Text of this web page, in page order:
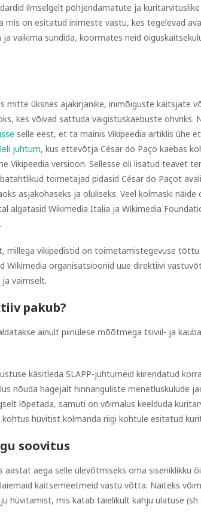
ilmselgelt põhjendamatute ja
on esitatud inimeste vastu, kes tegelevad
vaikima sundida, koormates neid
mitte üksnes ajakirjanike, inimõiguste kaitsjate
kes võivad sattuda vaigistuskaebuste ohvriks.
selle eest, et ta mainis Vikipeedia artiklis ühe
juhtum, kus ettevõtja César do Paço kaebas
Vikipeedia versioon. Sellesse oli lisatud teavet
toimetajad pidasid César do Paçot
asjakohaseks ja oluliseks. Veel kolmaski näide
algatasid Wikimedia Italia ja Wikimedia
millega vikipedistid on toimetamistegevuse
organisatsioonid uue direktiivi
vaimselt.
pakub?
ainult piiriülese mõõtmega tsiviil- ja
käsitleda SLAPP-juhtumeid kiirendatud
nõuda hagejalt hinnanguliste menetluskulude
lõpetada, samuti on võimalus keelduda
hüvitist kolmanda riigi kohtule esitatud
soovitus
aega selle ülevõtmiseks oma
kaitsemeetmeid vastu võtta. Näiteks
hüvitamist, mis katab täielikult kahju ulatuse